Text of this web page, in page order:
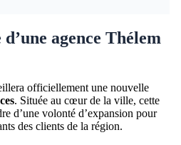
agence Thélem
officiellement une nouvelle
. Située au cœur de la ville, cette
d’une volonté d’expansion pour
des clients de la région.